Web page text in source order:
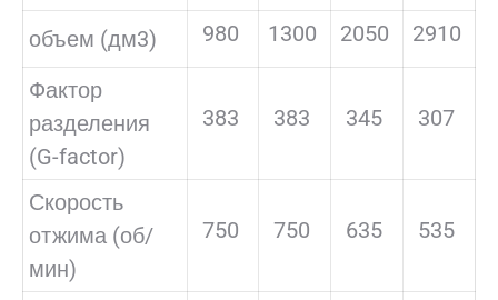
объем (дм3) 980 1300 2050 2910
Фактор
разделения
(G-factor)
383 383 345 307
Скорость
отжима (об/
мин)
750 750 635 535